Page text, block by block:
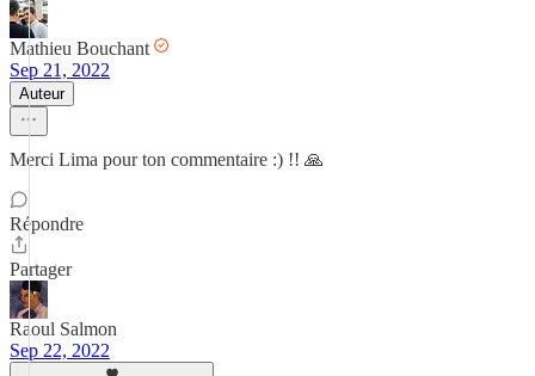
Mathieu Bouchant
Sep 21, 2022
Auteur
Merci Lima pour ton commentaire :) !! 🙏
Répondre
Partager
Raoul Salmon
Sep 22, 2022